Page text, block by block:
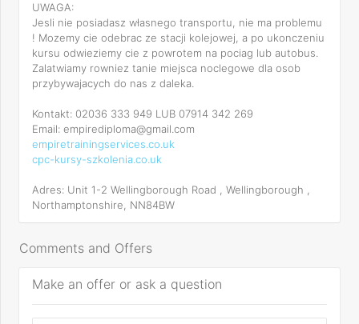
UWAGA:
Jesli nie posiadasz własnego transportu, nie ma problemu
! Mozemy cie odebrac ze stacji kolejowej, a po ukonczeniu
kursu odwieziemy cie z powrotem na pociag lub autobus.
Zalatwiamy rowniez tanie miejsca noclegowe dla osob
przybywajacych do nas z daleka.
Kontakt: 02036 333 949 LUB 07914 342 269
Email: empirediploma@gmail.com
empiretrainingservices.co.uk
cpc-kursy-szkolenia.co.uk
Adres: Unit 1-2 Wellingborough Road , Wellingborough ,
Northamptonshire, NN84BW
Comments and Offers
Make an offer or ask a question